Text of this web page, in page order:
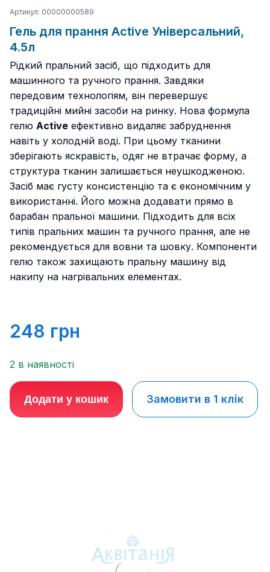
Артикул: 00000000589
Гель для прання Active Універсальний,
4.5л
Рідкий пральний засіб, що підходить для
машинного та ручного прання. Завдяки
передовим технологіям, він перевершує
традиційні мийні засоби на ринку. Нова формула
гелю Active ефективно видаляє забруднення
навіть у холодній воді. При цьому тканини
зберігають яскравість, одяг не втрачає форму, а
структура тканин залишається неушкодженою.
Засіб має густу консистенцію та є економічним у
використанні. Його можна додавати прямо в
барабан пральної машини. Підходить для всіх
типів пральних машин та ручного прання, але не
рекомендується для вовни та шовку. Компоненти
гелю також захищають пральну машину від
накипу на нагрівальних елементах.
248 грн
2 в наявності
Додати у кошик Замовити в 1 клік